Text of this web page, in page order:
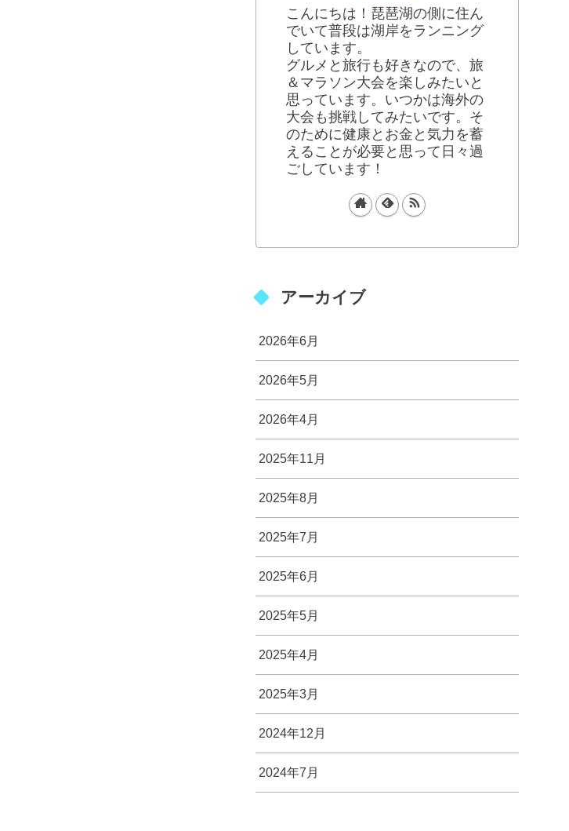
こんにちは！琵琶湖の側に住ん
でいて普段は湖岸をランニング
しています。
グルメと旅行も好きなので、旅
＆マラソン大会を楽しみたいと
思っています。いつかは海外の
大会も挑戦してみたいです。そ
のために健康とお金と気力を蓄
えることが必要と思って日々過
ごしています！
アーカイブ
2026年6月
2026年5月
2026年4月
2025年11月
2025年8月
2025年7月
2025年6月
2025年5月
2025年4月
2025年3月
2024年12月
2024年7月